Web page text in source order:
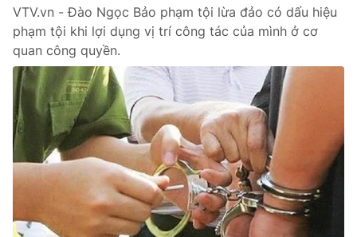
Photo Infographic
Video Shorts video
VTV Money VTV Thể thao
VTV Sức khoẻ Bất động sản
Thị trường 24h Tấm lòng Việt
VTV.vn - Đào Ngọc Bảo phạm tội lừa đảo có dấu hiệu
phạm tội khi lợi dụng vị trí công tác của mình ở cơ
quan công quyền.